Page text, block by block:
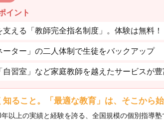
イント
える「教師完全指名制度」。体験は無料！
ーター」の二人体制で生徒をバックアップ
自習室」など家庭教師を越えたサービスが豊
ること。「最適な教育」は、そこから
以上の実績と経験を誇る、全国規模の個別指導塾